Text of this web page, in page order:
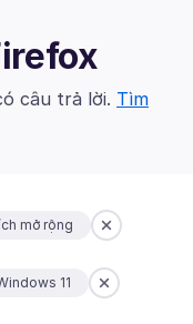
câu trả lời. Tìm
mở rộng
11